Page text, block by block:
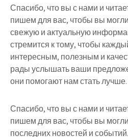
Спасибо, что вы с нами и
пишем для вас, чтобы вы
свежую и актуальную
стремится к тому, чтобы
интересным, полезным и
рады услышать ваши
они помогают нам стать
Спасибо, что вы с нами и
пишем для вас, чтобы вы
последних новостей и